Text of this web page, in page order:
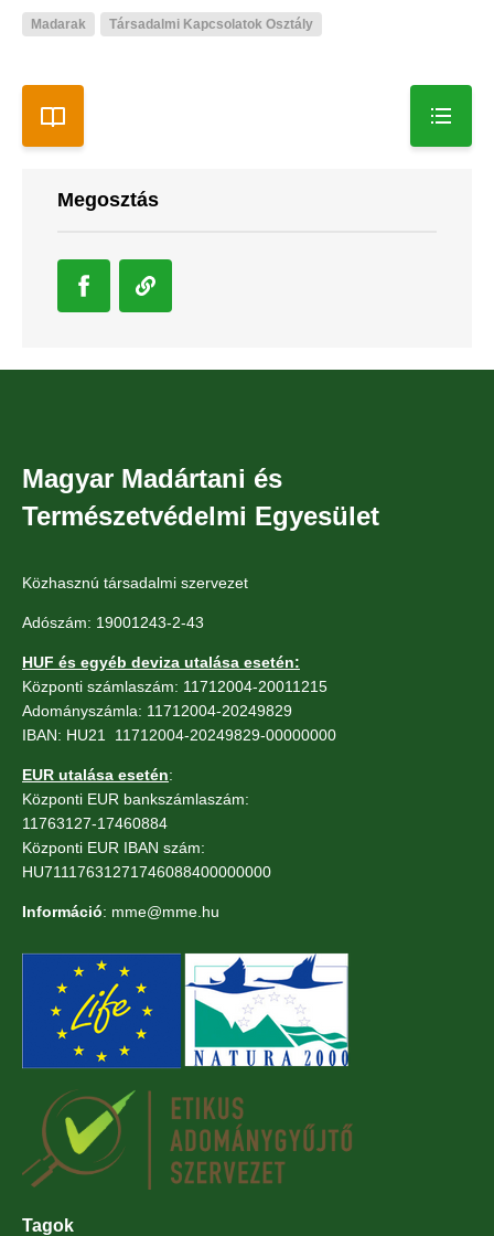
Madarak Társadalmi Kapcsolatok Osztály
Megosztás
Magyar Madártani és
Természetvédelmi Egyesület
Közhasznú társadalmi szervezet
Adószám: 19001243-2-43
HUF és egyéb deviza utalása esetén:
Központi számlaszám: 11712004-20011215
Adományszámla: 11712004-20249829
IBAN: HU21 11712004-20249829-00000000
EUR utalása esetén:
Központi EUR bankszámlaszám:
11763127-17460884
Központi EUR IBAN szám:
HU71117631271746088400000000
Információ: mme@mme.hu
Tagok